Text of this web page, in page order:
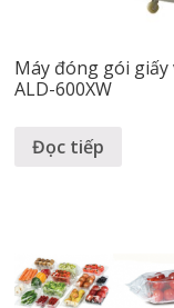
Máy đóng gói giấy
ALD-600XW
Đọc tiếp